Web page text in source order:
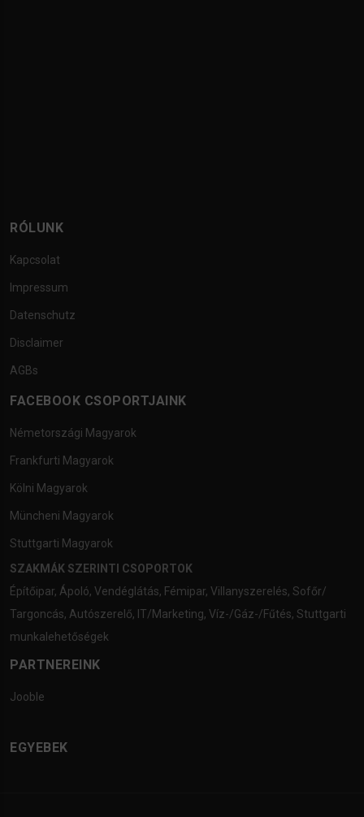
RÓLUNK
Kapcsolat
Impressum
Datenschutz
Disclaimer
AGBs
FACEBOOK CSOPORTJAINK
Németországi Magyarok
Frankfurti Magyarok
Kölni Magyarok
Müncheni Magyarok
Stuttgarti Magyarok
SZAKMÁK SZERINTI CSOPORTOK
Építőipar, Ápoló, Vendéglátás, Fémipar, Villanyszerelés, Sofőr/
Targoncás, Autószerelő, IT/Marketing, Víz-/Gáz-/Fűtés, Stuttgarti
munkalehetőségek
PARTNEREINK
Jooble
EGYEBEK